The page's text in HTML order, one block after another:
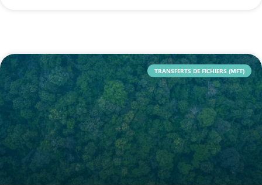
TRANSFERTS DE FICHIERS (MFT)